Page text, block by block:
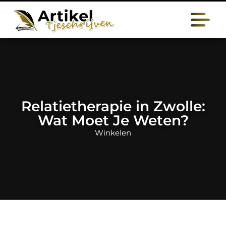
Relatietherapie in Zwolle:
Wat Moet Je Weten?
Winkelen